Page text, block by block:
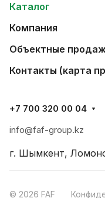
Каталог
Компания
Объектные
Контакты (карта
+7 700 320 00 04
info@faf-group.kz
г. Шымкент,
© 2026 FAF